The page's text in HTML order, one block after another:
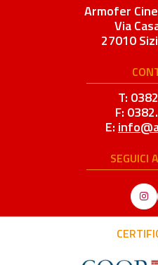
Armofer
Via
27010
T:
F:
E:
SEGUICI